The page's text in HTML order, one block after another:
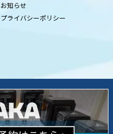
お知らせ
プライバシーポリシー